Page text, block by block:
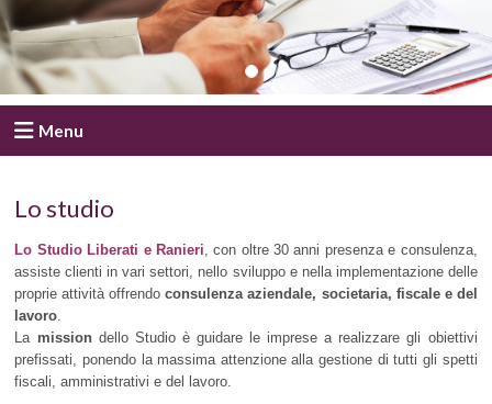
Menu
Lo studio
Lo Studio Liberati e Ranieri, con oltre 30 anni presenza e consulenza,
assiste clienti in vari settori, nello sviluppo e nella implementazione delle
proprie attività offrendoconsulenza aziendale, societaria, fiscale e del
lavoro.
La missiondello Studio è guidare le imprese a realizzare gli obiettivi
prefissati, ponendo la massima attenzione alla gestione di tutti gli spetti
fiscali, amministrativi e del lavoro.